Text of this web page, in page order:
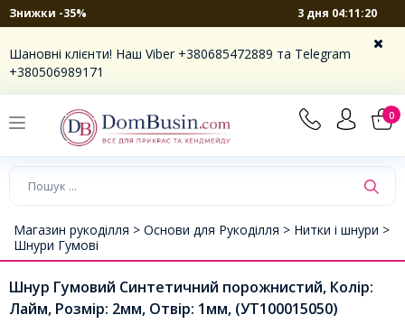
Знижки -35% 3 дня 04:11:20
Шановні клієнти! Наш Viber +380685472889 та Telegram
+380506989171
0
Магазин рукоділля > Основи для Рукоділля > Нитки і шнури >
Шнури Гумові
Шнур Гумовий Синтетичний порожнистий, Колір:
Лайм, Розмір: 2мм, Отвір: 1мм, (УТ100015050)